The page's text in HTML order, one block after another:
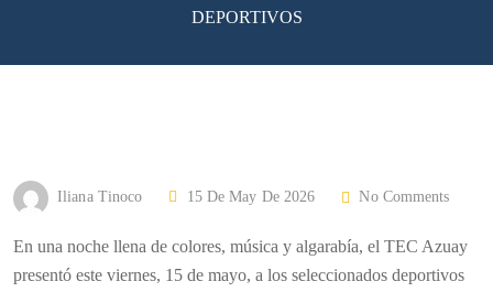
DEPORTIVOS
Iliana Tinoco
P
S
T
15 De May De 2026 No Comments
En una noche llena de colores, música y algarabía, el TEC Azuay
presentó este viernes, 15 de mayo, a los seleccionados deportivos